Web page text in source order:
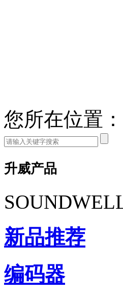
您所在位置：
升威产品
新品推荐
编码器